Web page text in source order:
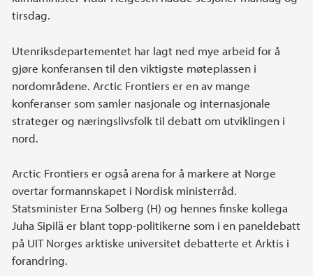
tirsdag.
Utenriksdepartementet har lagt ned mye arbeid for å
gjøre konferansen til den viktigste møteplassen i
nordområdene. Arctic Frontiers er en av mange
konferanser som samler nasjonale og internasjonale
strateger og næringslivsfolk til debatt om utviklingen i
nord.
Arctic Frontiers er også arena for å markere at Norge
overtar formannskapet i Nordisk ministerråd.
Statsminister Erna Solberg (H) og hennes finske kollega
Juha Sipilä er blant topp-politikerne som i en paneldebatt
på UIT Norges arktiske universitet debatterte et Arktis i
forandring.